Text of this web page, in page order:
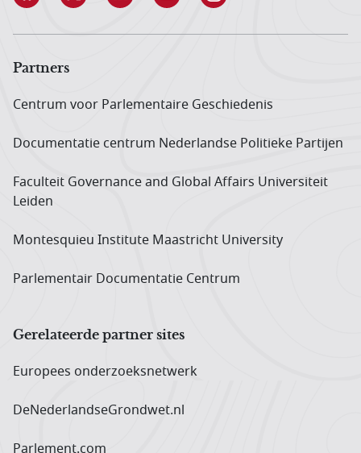
Partners
Centrum voor Parlementaire Geschiedenis
Documentatie centrum Neder­landse Politieke Partijen
Faculteit Governance and Global Affairs Universiteit
Leiden
Montesquieu Institute Maastricht University
Parlementair Documentatie Centrum
Gerelateerde partner sites
Europees onderzoeks­netwerk
DeNederlandseGrondwet.nl
Parlement.com